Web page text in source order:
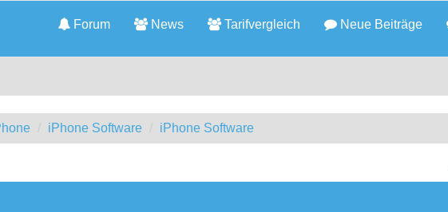
Forum News Tarifvergleich Neue Beiträge
iPhone Software iPhone Software